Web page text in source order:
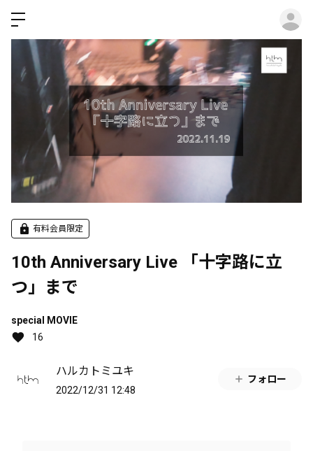
有料会員限定
10th Anniversary Live 「十字路に立
つ」まで
special MOVIE
16
ハルカトミユキ
2022/12/31 12:48
フォロー